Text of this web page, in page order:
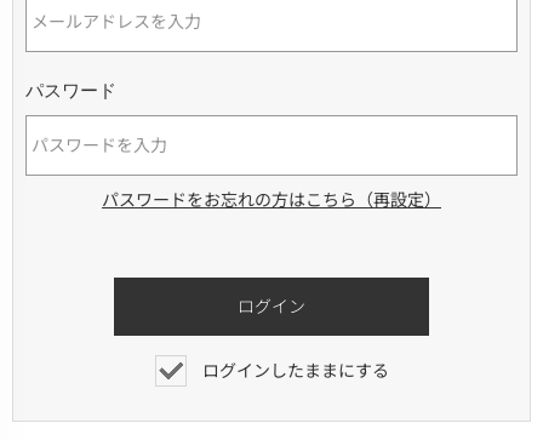
パスワード
パスワードをお忘れの方はこちら（再設定）
ログインしたままにする